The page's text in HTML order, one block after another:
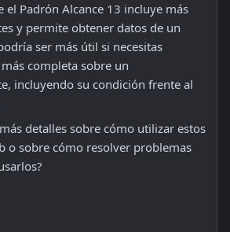
el Padrón Alcance 13 incluye más
y permite obtener datos de un
ser más útil si necesitas
completa sobre un
incluyendo su condición frente al
detalles sobre cómo utilizar estos
o sobre cómo resolver problemas